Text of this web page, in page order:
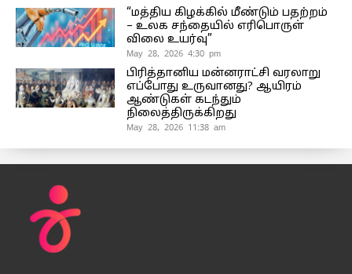
“மத்திய கிழக்கில் மீண்டும் பதற்றம்
– உலக சந்தையில் எரிபொருள்
விலை உயர்வு”
May 28, 2026 4:30 pm
பிரித்தானிய மன்னராட்சி வரலாறு
எப்போது உருவானது? ஆயிரம்
ஆண்டுகள் கடந்தும்
நிலைத்திருக்கிறது
May 28, 2026 11:38 am